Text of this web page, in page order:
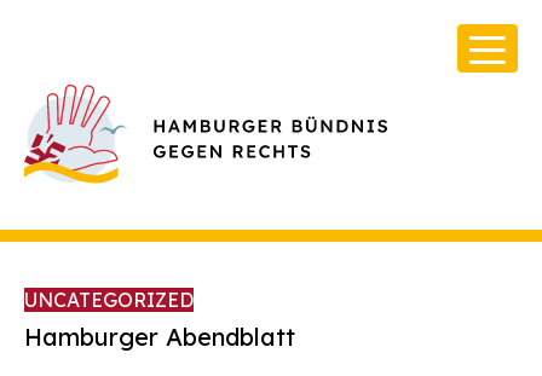
UNCATEGORIZED
Hamburger Abendblatt